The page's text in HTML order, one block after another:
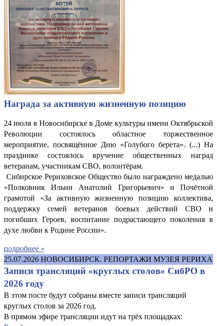
Награда за активную жизненную позицию
24 июля в Новосибирске в Доме культуры имени Октябрьской
Революции состоялось областное торжественное
мероприятие, посвящённое Дню «Голубого берета». (...) На
празднике состоялось вручение общественных наград
ветеранам, участникам СВО, волонтёрам.
Сибирское Рериховское Общество было награждено медалью
«Полковник Ильин Анатолий Григорьевич» и Почётной
грамотой «За активную жизненную позицию коллектива,
поддержку семей ветеранов боевых действий СВО и
погибших Героев, воспитание подрастающего поколения в
духе любви к Родине России».
подробнее »
25.07.2026 НОВОСИБИРСК. РЕПОРТАЖИ МУЗЕЯ РЕРИХА
Записи трансляций «круглых столов» СибРО в
2026 году
В этом посте будут собраны вместе записи трансляций
круглых столов за 2026 год.
В прямом эфире трансляции идут на трёх площадках: